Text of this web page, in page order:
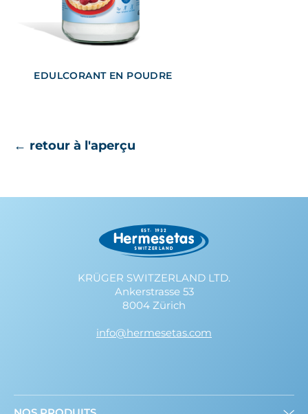
EDULCORANT EN POUDRE
← retour à l'aperçu
KRÜGER SWITZERLAND LTD.
Ankerstrasse 53
8004 Zürich
info@hermesetas.com